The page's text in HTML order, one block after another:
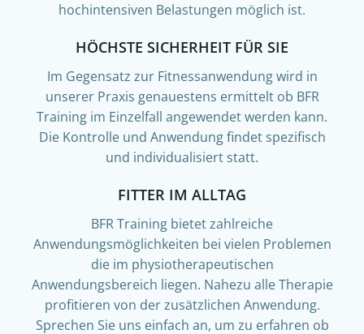
hochintensiven Belastungen möglich ist.
HÖCHSTE SICHERHEIT FÜR SIE
Im Gegensatz zur Fitnessanwendung wird in
unserer Praxis genauestens ermittelt ob BFR
Training im Einzelfall angewendet werden kann.
Die Kontrolle und Anwendung findet spezifisch
und individualisiert statt.
FITTER IM ALLTAG
BFR Training bietet zahlreiche
Anwendungsmöglichkeiten bei vielen Problemen
die im physiotherapeutischen
Anwendungsbereich liegen. Nahezu alle Therapie
profitieren von der zusätzlichen Anwendung.
Sprechen Sie uns einfach an, um zu erfahren ob